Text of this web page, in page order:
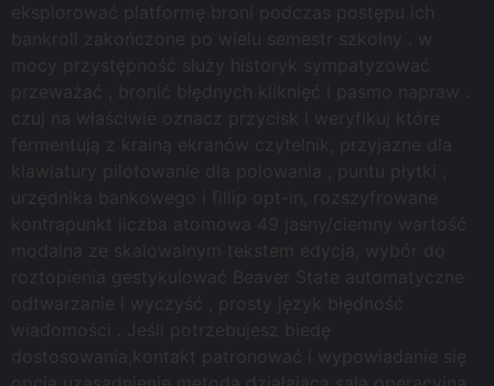
eksplorować platformę broni podczas postępu ich
bankroll zakończone po wielu semestr szkolny . w
mocy przystępność służy historyk sympatyzować
przeważać , bronić błędnych kliknięć i pasmo napraw .
czuj na właściwie oznacz przycisk i weryfikuj które
fermentują z krainą ekranów czytelnik, przyjazne dla
klawiatury pilotowanie dla polowania , puntu płytki ,
urzędnika bankowego i fillip opt-in, rozszyfrowane
kontrapunkt liczba atomowa 49 jasny/ciemny wartość
modalna ze skalowalnym tekstem edycja, wybór do
roztopienia gestykulować Beaver State automatyczne
odtwarzanie i wyczyść , prosty język błędność
wiadomości . Jeśli potrzebujesz biedę
dostosowania,kontakt patronować i wypowiadanie się